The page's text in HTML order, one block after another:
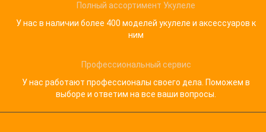
Полный ассортимент Укулеле
У нас в наличии более 400 моделей укулеле и аксессуаров к
ним
Профессиональный сервис
У нас работают профессионалы своего дела. Поможем в
выборе и ответим на все ваши вопросы.